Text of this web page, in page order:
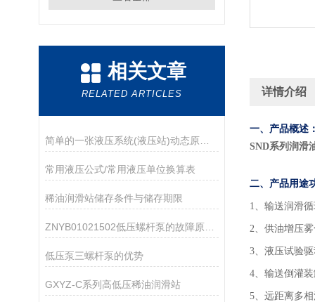
相关文章
RELATED ARTICLES
简单的一张液压系统(液压站)动态原理图,让你不再对液压原理一知半解
​常用液压公式/常用液压单位换算表
稀油润滑站储存条件与储存期限
ZNYB01021502低压螺杆泵的故障原因及解决方法
低压泵三螺杆泵的优势
GXYZ-C系列高低压稀油润滑站
详情介绍
一、产品概述
SND系列润滑
二、产品用途
1、输送润滑
2、供油增压
3、液压试验
4、输送倒灌
5、远距离多